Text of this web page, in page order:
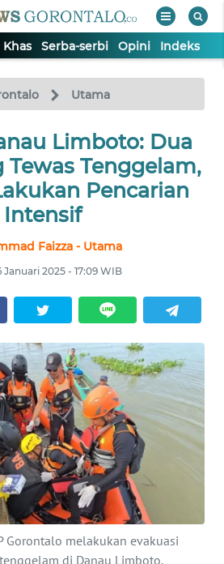
Khas Serba-serbi Opini Indeks
Utama
Limboto: Dua
Tewas Tenggelam,
Pencarian
Intensif
Faizza - Utama
Januari 2025 - 17:09 WIB
Gorontalo melakukan evakuasi
di Danau Limboto.